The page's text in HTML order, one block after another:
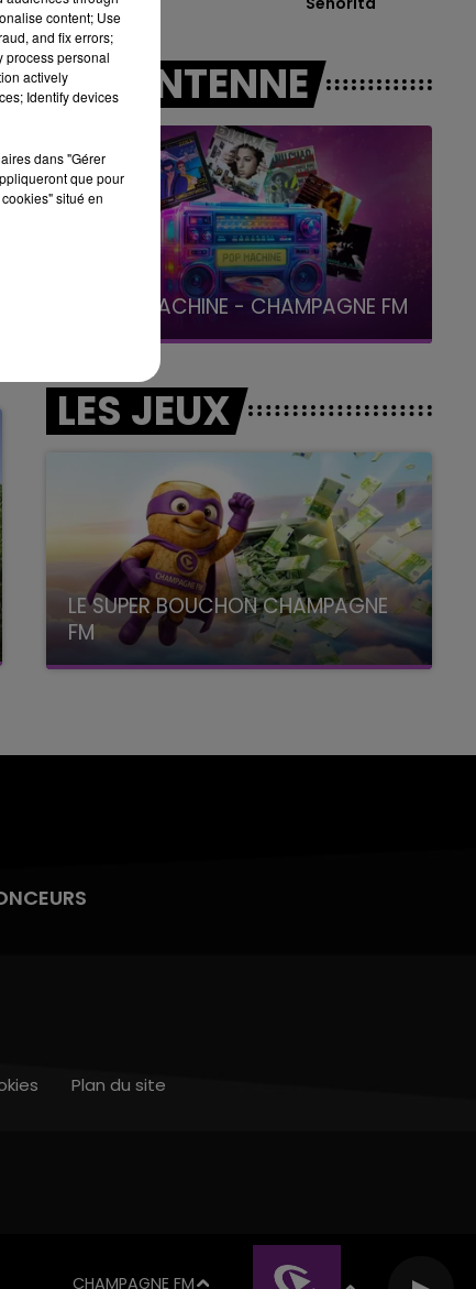
A L'ANTENNE
LA POP MACHINE - CHAMPAGNE FM
LES JEUX
LE SUPER BOUCHON CHAMPAGNE
FM
avec La Famille Champagne FM, à 8H10
CHAMPAGNE FM
Plan du site
content; Use
and fix errors;
process personal
actively
Identify devices
dans "Gérer
que pour
situé en